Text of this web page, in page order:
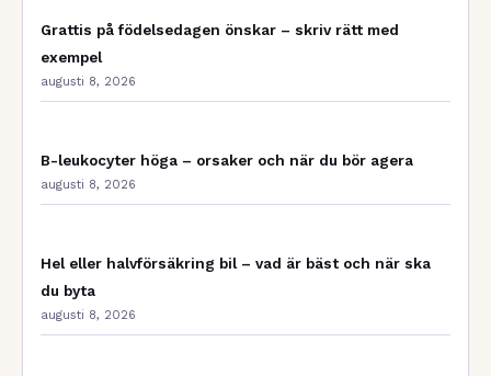
Grattis på födelsedagen önskar – skriv rätt med
exempel
augusti 8, 2026
B-leukocyter höga – orsaker och när du bör agera
augusti 8, 2026
Hel eller halvförsäkring bil – vad är bäst och när ska
du byta
augusti 8, 2026